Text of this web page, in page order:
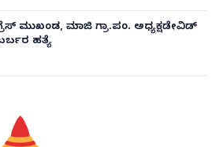
ಮುಖಂಡ, ಮಾಜಿ ಗ್ರಾ.ಪಂ. ಅಧ್ಯಕ್ಷಡೇವಿಡ್
ಹತ್ಯೆ